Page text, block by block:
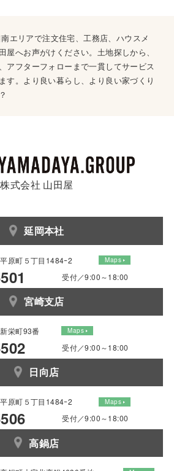
エリアで注文住宅、工務店、ハウスメ
屋へお声がけください。土地探しから、
アフターフォローまで一貫してサービス
す。より良い暮らし、より良い家づくり
株式会社 山田屋
延岡本社
原町５丁目1484ｰ2 Maps
受付／9:00～18:00
宮崎支店
栄町93番 Maps
受付／9:00～18:00
日向店
原町５丁目1484ｰ2 Maps
受付／9:00～18:00
高鍋店